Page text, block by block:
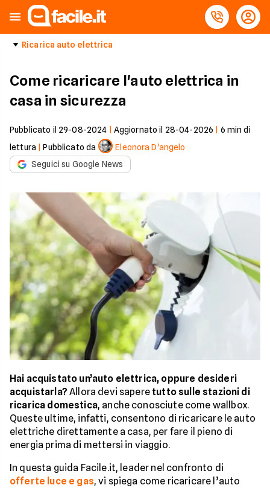
Ricarica auto elettrica
Come ricaricare l'auto elettrica in
casa in sicurezza
Pubblicato il 29-08-2024 Aggiornato il 28-04-2026 6 min di
lettura |Pubblicato da
Eleonora D'angelo
Seguici su Google News
Hai acquistato un’auto elettrica, oppure desideri
acquistarla? Allora devi sapere tutto sulle stazioni di
ricarica domestica, anche conosciute come wallbox.
Queste ultime, infatti, consentono di ricaricare le auto
elettriche direttamente a casa, per fare il pieno di
energia prima di mettersi in viaggio.
In questa guida Facile.it, leader nel confronto di
offerte luce e gas, vi spiega come ricaricare l’auto